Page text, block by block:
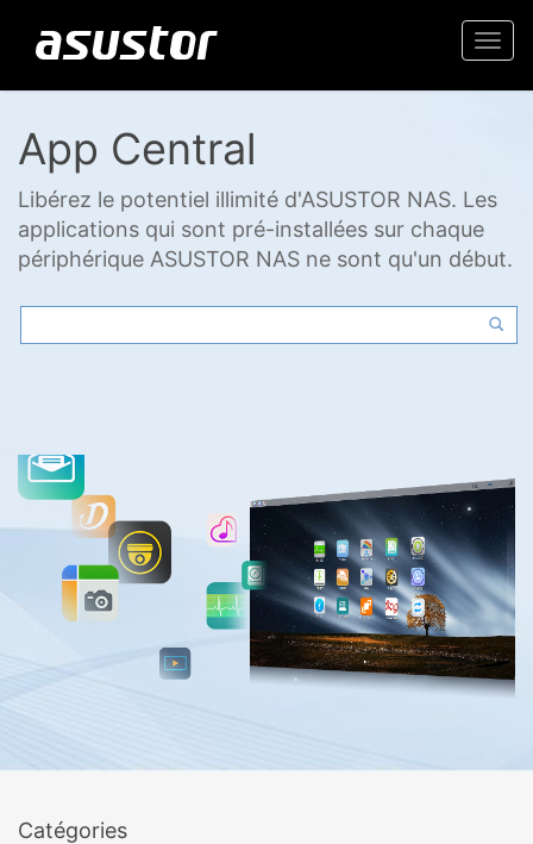
App Central
Libérez le potentiel illimité d'ASUSTOR NAS. Les
applications qui sont pré-installées sur chaque
périphérique ASUSTOR NAS ne sont qu'un début.
Catégories